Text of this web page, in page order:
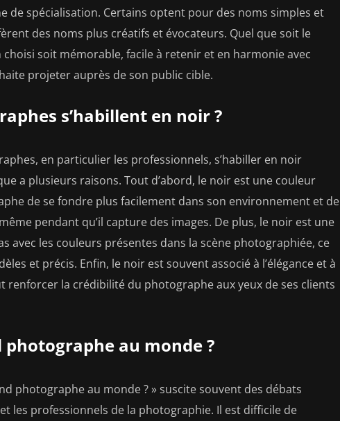
de spécialisation. Certains optent pour des noms simples et
des noms plus créatifs et évocateurs. Quel que soit le
soit mémorable, facile à retenir et en harmonie avec
projeter auprès de son public cible.
s’habillent en noir ?
en particulier les professionnels, s’habiller en noir
a plusieurs raisons. Tout d’abord, le noir est une couleur
de se fondre plus facilement dans son environnement et de
pendant qu’il capture des images. De plus, le noir est une
avec les couleurs présentes dans la scène photographiée, ce
et précis. Enfin, le noir est souvent associé à l’élégance et à
renforcer la crédibilité du photographe aux yeux de ses clients
au monde ?
photographe au monde ? » suscite souvent des débats
les professionnels de la photographie. Il est difficile de